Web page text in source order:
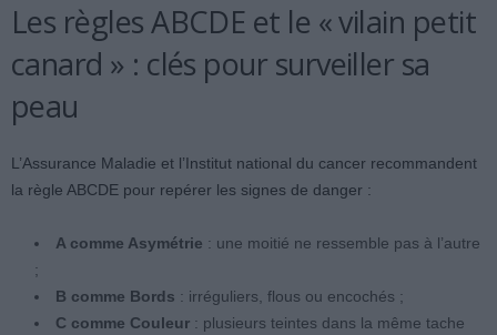
Les règles ABCDE et le « vilain petit
canard » : clés pour surveiller sa
peau
L’Assurance Maladie et l’Institut national du cancer recommandent
la règle ABCDE pour repérer les signes de danger :
A comme Asymétrie : une moitié ne ressemble pas à l’autre
;
B comme Bords : irréguliers, flous ou encochés ;
C comme Couleur : plusieurs teintes dans la même tache